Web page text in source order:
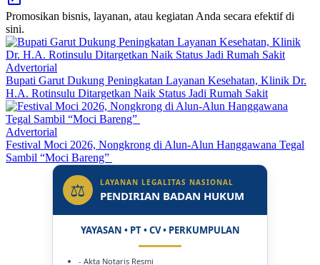
Promosikan bisnis, layanan, atau kegiatan Anda secara efektif di
sini.
Advertorial
Bupati Garut Dukung Peningkatan Layanan Kesehatan, Klinik Dr.
H.A. Rotinsulu Ditargetkan Naik Status Jadi Rumah Sakit
Advertorial
Festival Moci 2026, Nongkrong di Alun-Alun Hanggawana Tegal
Sambil “Moci Bareng”
⚖ LAYANAN LEGALITAS NASIONAL
PENDIRIAN BADAN HUKUM
YAYASAN • PT • CV • PERKUMPULAN
- Akta Notaris Resmi